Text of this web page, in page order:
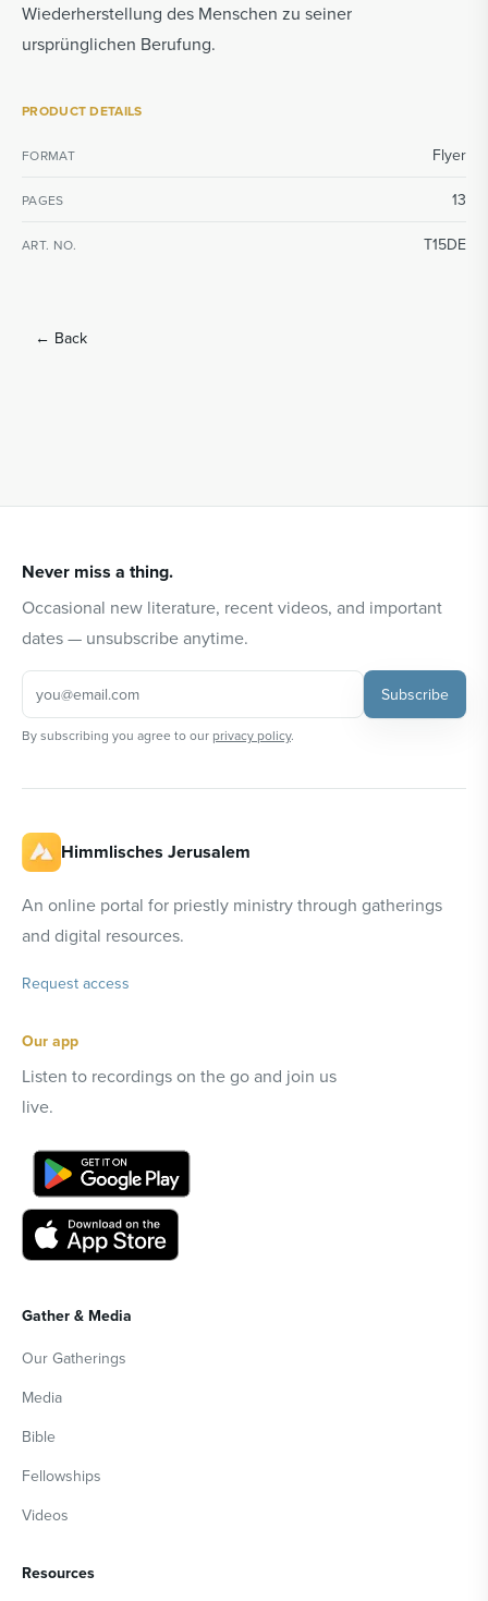
Wiederherstellung des Menschen zu seiner
ursprünglichen Berufung.
PRODUCT DETAILS
FORMAT Flyer
PAGES 13
ART. NO. T15DE
← Back
Never miss a thing.
Occasional new literature, recent videos, and important
dates — unsubscribe anytime.
Subscribe
By subscribing you agree to our privacy policy.
Himmlisches Jerusalem
An online portal for priestly ministry through gatherings
and digital resources.
Request access
Our app
Listen to recordings on the go and join us
live.
Gather & Media
Our Gatherings
Media
Bible
Fellowships
Videos
Resources